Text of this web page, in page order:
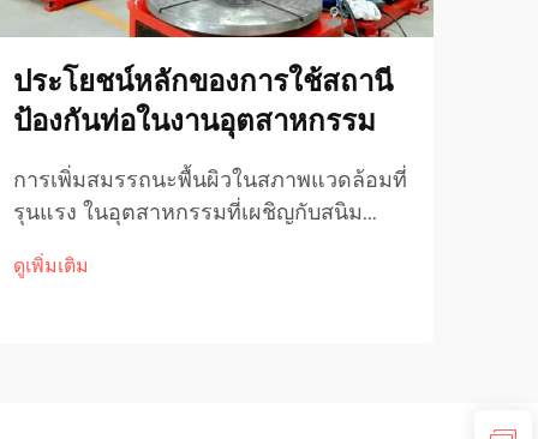
ประโยชน์หลักของการใช้สถานี
ป้องกันท่อในงานอุตสาหกรรม
การเพิ่มสมรรถนะพื้นผิวในสภาพแวดล้อมที่
รุนแรง ในอุตสาหกรรมที่เผชิญกับสนิม
สมบูรณ์และความทนทานของระบบท่อถือ
ดูเพิ่มเติม